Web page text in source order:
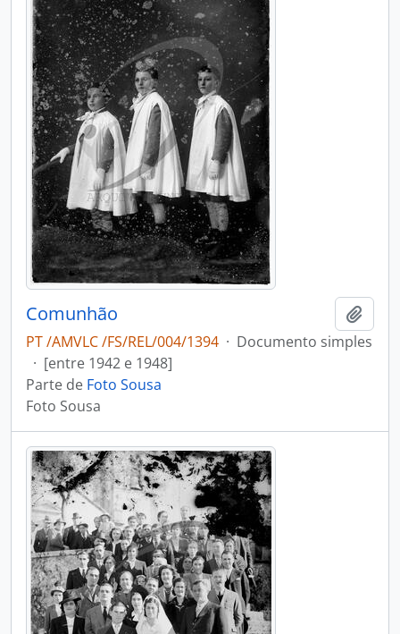
Comunhão
PT /AMVLC /FS/REL/004/1394 · Documento simples
· [entre 1942 e 1948]
Parte de Foto Sousa
Foto Sousa